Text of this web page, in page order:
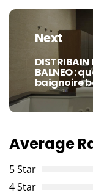
Next
Next
post:
BALNEO :
baignoire
Average
5 Star
4 Star